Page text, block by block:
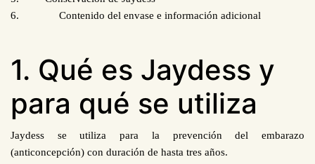
6.
Contenido del envase e información adicional
1. Qué es Jaydess y
para qué se utiliza
Jaydess se utiliza para la prevención del embarazo
(anticoncepción) con duración de hasta tres años.